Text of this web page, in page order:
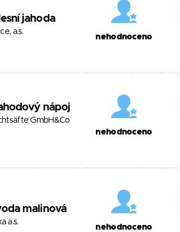
jahoda
a.s.
nehodnoceno
nápoj
GmbH&Co
nehodnoceno
malinová
a.s.
nehodnoceno